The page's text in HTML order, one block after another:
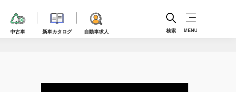
中古車 新車カタログ 自動車求人 検索 MENU